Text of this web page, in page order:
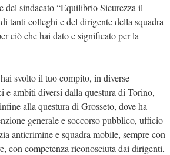
del sindacato “Equilibrio Sicurezza il
tanti colleghi e del dirigente della squadra
ciò che hai dato e significato per la
svolto il tuo compito, in diverse
ambiti diversi dalla questura di Torino,
alla questura di Grosseto, dove ha
generale e soccorso pubblico, ufficio
anticrimine e squadra mobile, sempre con
con competenza riconosciuta dai dirigenti,